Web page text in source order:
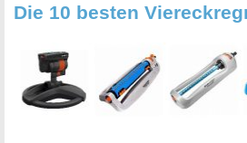
Die 10 besten